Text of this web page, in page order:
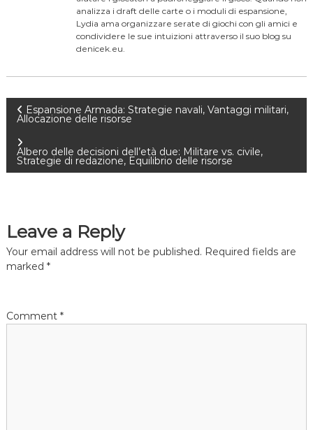
analizza i draft delle carte o i moduli di espansione,
Lydia ama organizzare serate di giochi con gli amici e
condividere le sue intuizioni attraverso il suo blog su
denicek.eu.
P
s
n
a
i
Espansione Armada: Strategie navali, Vantaggi militari,
Allocazione delle risorse
Albero delle decisioni dell’età due: Militare vs. civile,
Strategie di redazione, Equilibrio delle risorse
Leave a Reply
Your email address will not be published. Required fields are
marked *
Comment *